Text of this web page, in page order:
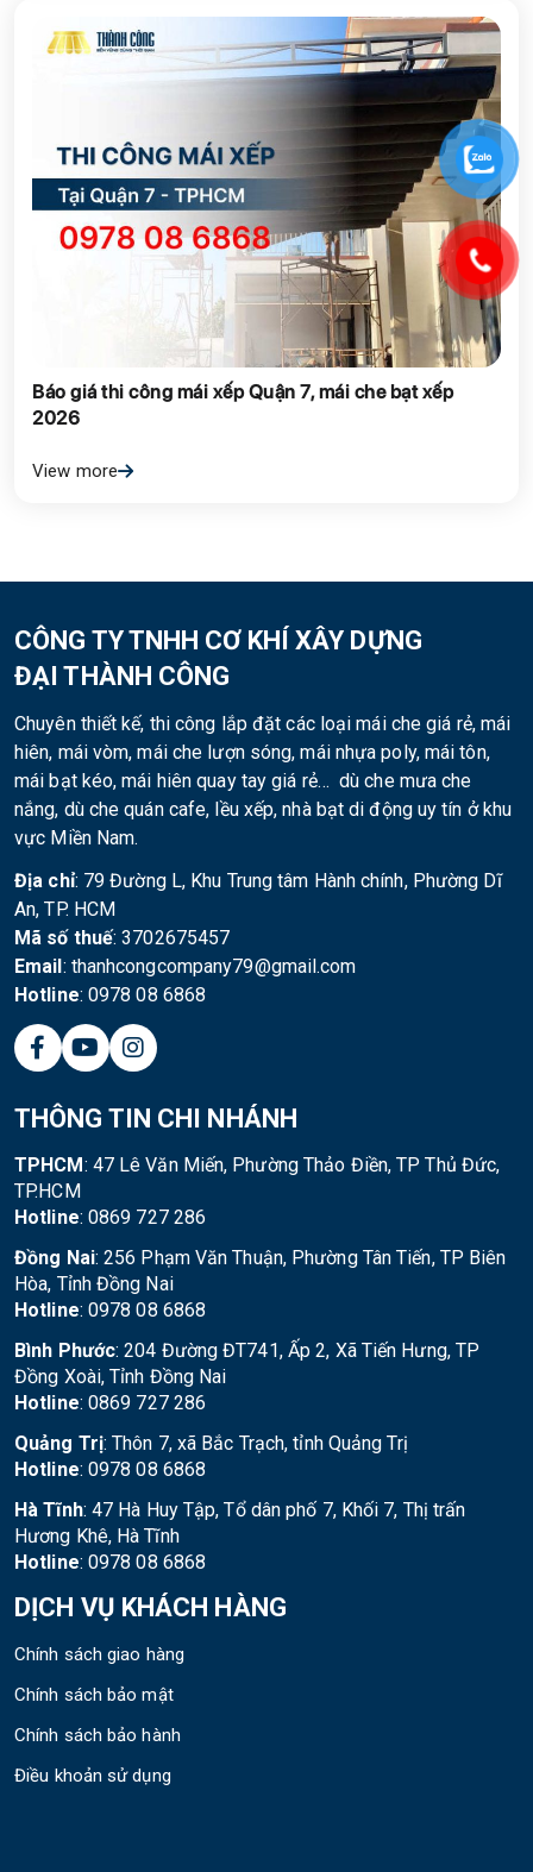
Báo giá thi công mái xếp Quận 7, mái che bạt xếp
2026
View more
CÔNG TY TNHH CƠ KHÍ XÂY DỰNG
ĐẠI THÀNH CÔNG
Chuyên thiết kế, thi công lắp đặt các loại mái che giá rẻ, mái
hiên, mái vòm, mái che lượn sóng, mái nhựa poly, mái tôn,
mái bạt kéo, mái hiên quay tay giá rẻ… dù che mưa che
nắng, dù che quán cafe, lều xếp, nhà bạt di động uy tín ở khu
vực Miền Nam.
Địa chỉ: 79 Đường L, Khu Trung tâm Hành chính, Phường Dĩ
An, TP. HCM
Mã số thuế: 3702675457
Email: thanhcongcompany79@gmail.com
Hotline: 0978 08 6868
THÔNG TIN CHI NHÁNH
TPHCM: 47 Lê Văn Miến, Phường Thảo Điền, TP Thủ Đức,
TP.HCM
Hotline: 0869 727 286
Đồng Nai: 256 Phạm Văn Thuận, Phường Tân Tiến, TP Biên
Hòa, Tỉnh Đồng Nai
Hotline: 0978 08 6868
Bình Phước: 204 Đường ĐT741, Ấp 2, Xã Tiến Hưng, TP
Đồng Xoài, Tỉnh Đồng Nai
Hotline: 0869 727 286
Quảng Trị: Thôn 7, xã Bắc Trạch, tỉnh Quảng Trị
Hotline: 0978 08 6868
Hà Tĩnh: 47 Hà Huy Tập, Tổ dân phố 7, Khối 7, Thị trấn
Hương Khê, Hà Tĩnh
Hotline: 0978 08 6868
DỊCH VỤ KHÁCH HÀNG
Chính sách giao hàng
Chính sách bảo mật
Chính sách bảo hành
Điều khoản sử dụng